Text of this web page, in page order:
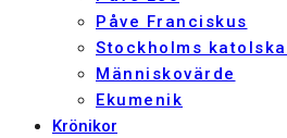
Påve Franciskus
Stockholms
Människovärde
Ekumenik
Krönikor